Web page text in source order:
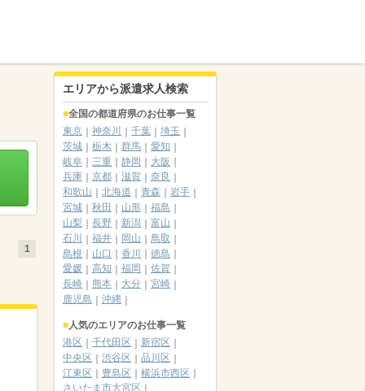
1
エリアから派遣求人検索
全国の都道府県のお仕事一覧
東京
神奈川 千葉
埼玉
茨城
栃木 群馬
愛知
岐阜
三重 静岡
大阪
兵庫
京都 滋賀
奈良
和歌山
北海道 青森
岩手
宮城
秋田 山形
福島
山梨
長野 新潟
富山
石川
福井 岡山
鳥取
島根
山口 香川
徳島
愛媛
高知 福岡
佐賀
長崎
熊本 大分
宮崎
鹿児島
沖縄
人気のエリアのお仕事一覧
港区
千代田区
新宿区
中央区
渋谷区
品川区
江東区
豊島区
横浜市西区
さいたま市大宮区